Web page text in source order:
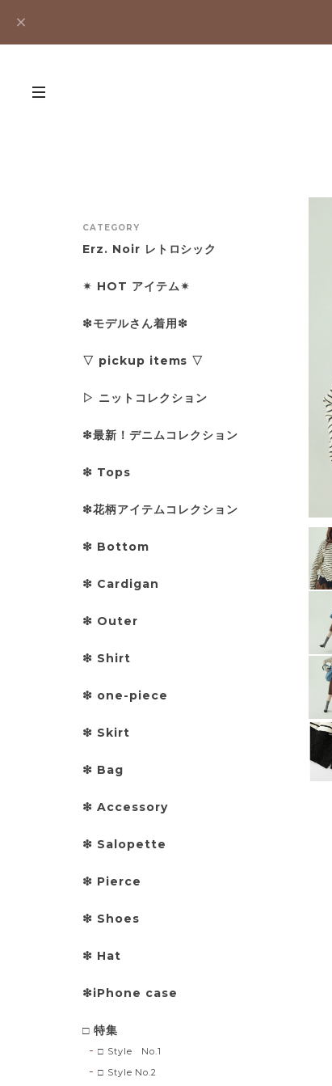
CATEGORY
Erz. Noir レトロシック
✴︎ HOT アイテム✴︎
❇︎モデルさん着用❇︎
▽ pickup items ▽
▷ ニットコレクション
❇︎最新！デニムコレクション
❇︎ Tops
❇︎花柄アイテムコレクション
❇︎ Bottom
❇︎ Cardigan
❇︎ Outer
❇︎ Shirt
❇︎ one-piece
❇︎ Skirt
❇︎ Bag
❇︎ Accessory
❇︎ Salopette
❇︎ Pierce
❇︎ Shoes
❇︎ Hat
❇︎iPhone case
□ 特集
□ Style No.1
□ Style No.2